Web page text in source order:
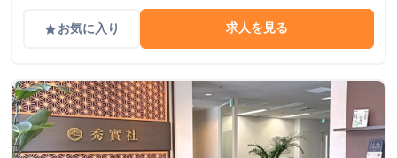
gradeお気に入り 求人を見る